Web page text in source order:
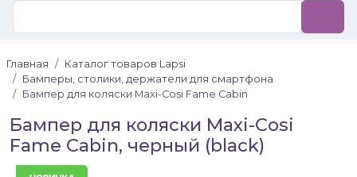
Главная
Каталог товаров Lapsi
Бамперы, столики, держатели для смартфона
Бампер для коляски Maxi-Cosi Fame Cabin
Бампер для коляски Maxi-Cosi
Fame Cabin, черный (black)